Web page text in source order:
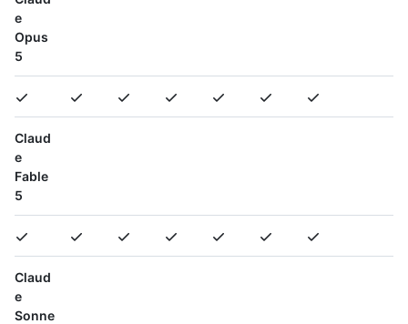
e
Opus
5
Claud
e
Fable
5
Claud
e
Sonne